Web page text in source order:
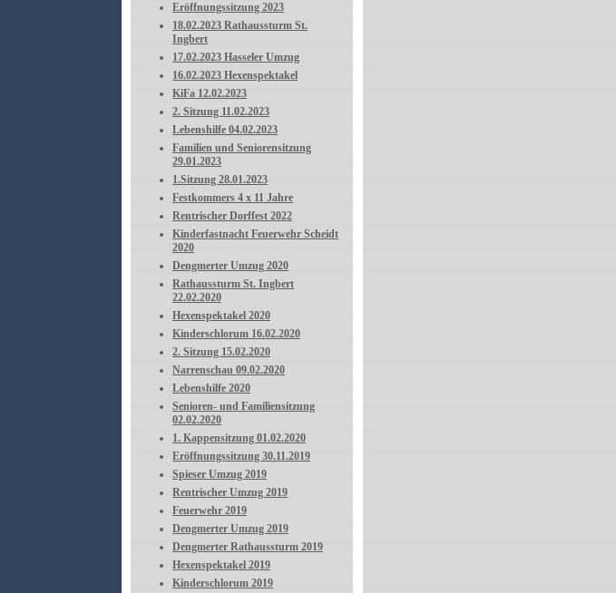
Eröffnungssitzung 2023
18.02.2023 Rathaussturm St.
Ingbert
17.02.2023 Hasseler Umzug
16.02.2023 Hexenspektakel
KiFa 12.02.2023
2. Sitzung 11.02.2023
Lebenshilfe 04.02.2023
Familien und Seniorensitzung
29.01.2023
1.Sitzung 28.01.2023
Festkommers 4 x 11 Jahre
Rentrischer Dorffest 2022
Kinderfastnacht Feuerwehr Scheidt
2020
Dengmerter Umzug 2020
Rathaussturm St. Ingbert
22.02.2020
Hexenspektakel 2020
Kinderschlorum 16.02.2020
2. Sitzung 15.02.2020
Narrenschau 09.02.2020
Lebenshilfe 2020
Senioren- und Familiensitzung
02.02.2020
1. Kappensitzung 01.02.2020
Eröffnungssitzung 30.11.2019
Spieser Umzug 2019
Rentrischer Umzug 2019
Feuerwehr 2019
Dengmerter Umzug 2019
Dengmerter Rathaussturm 2019
Hexenspektakel 2019
Kinderschlorum 2019